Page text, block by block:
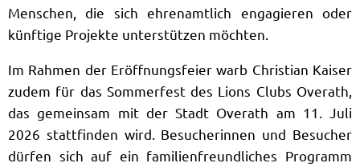
Menschen, die sich ehrenamtlich engagieren oder
künftige Projekte unterstützen möchten.
Im Rahmen der Eröffnungsfeier warb Christian Kaiser
zudem für das Sommerfest des Lions Clubs Overath,
das gemeinsam mit der Stadt Overath am 11. Juli
2026 stattfinden wird. Besucherinnen und Besucher
dürfen sich auf ein familienfreundliches Programm